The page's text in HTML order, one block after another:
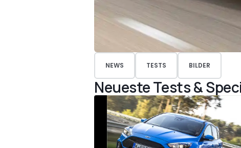
NEWS TESTS BILDER
Neueste Tests &